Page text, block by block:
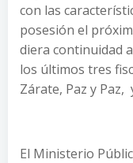
con las
posesión el
diera continuidad
los últimos tres
Zárate, Paz y Paz,
El Ministerio